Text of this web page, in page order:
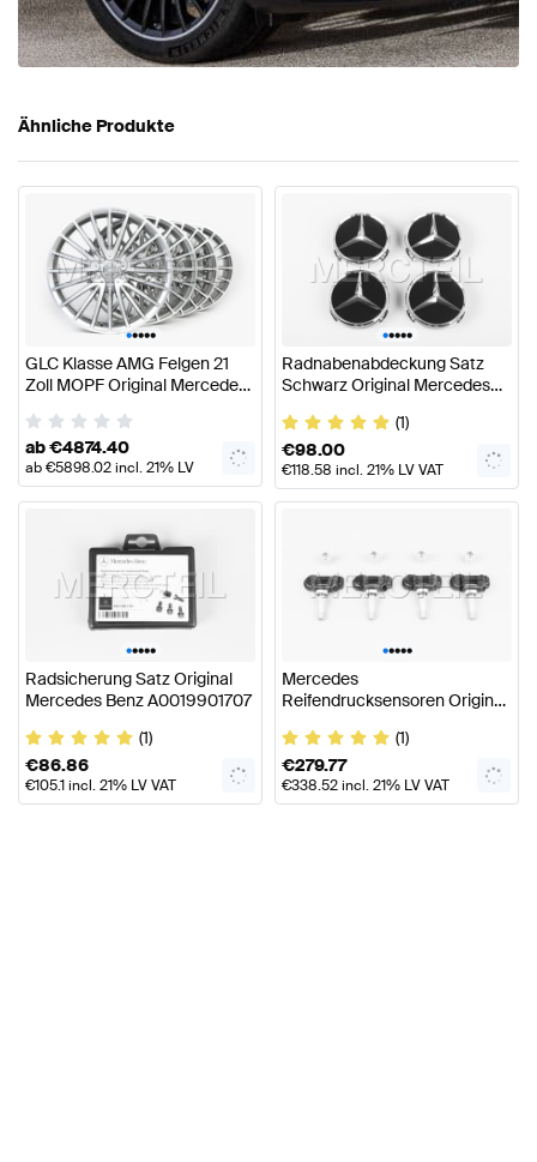
Ähnliche Produkte
•••••
GLC Klasse AMG Felgen 21
Zoll MOPF Original Mercedes
ab€4874.40
ab€5898.02incl. 21% LV
VAT
•••••
Radnabenabdeckung Satz
Schwarz Original Mercedes
(1)
€98.00
€118.58 incl. 21% LV VAT
•••••
Radsicherung Satz Original
Mercedes Benz A0019901707
(1)
€86.86
€105.1incl. 21% LV VAT
•••••
Mercedes
Reifendrucksensoren Original
(1)
€279.77
€338.52incl. 21% LV VAT